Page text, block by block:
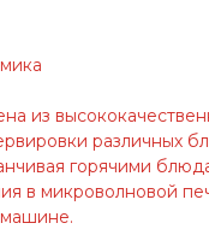
из
различных
горячими
в микроволновой